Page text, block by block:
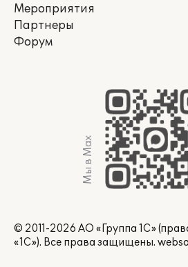
Мероприятия
Партнеры
Форум
Мы в Max
© 2011-2026 АО «Группа 1С»
«1С»). Все права защищены.